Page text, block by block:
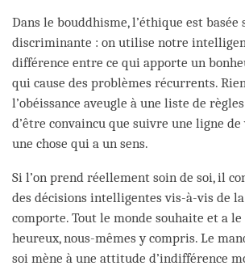
Dans le bouddhisme, l’éthique est basée
discriminante : on utilise notre
différence entre ce qui apporte un
qui cause des problèmes récurrents.
l’obéissance aveugle à une liste de
d’être convaincu que suivre une ligne
une chose qui a un sens.
Si l’on prend réellement soin de soi, il
des décisions intelligentes vis-à-vis de
comporte. Tout le monde souhaite et a
heureux, nous-mêmes y compris. Le
soi mène à une attitude d’indifférence